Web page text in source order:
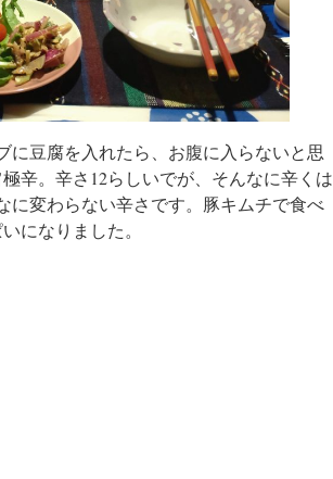
に豆腐を入れたら、お腹に入らないと思
辛。辛さ12らしいでが、そんなに辛くは
に変わらない辛さです。豚キムチで食べ
になりました。